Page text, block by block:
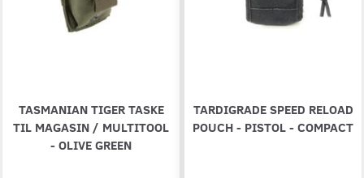
TASMANIAN TIGER TASKE
TIL MAGASIN / MULTITOOL
- OLIVE GREEN
TARDIGRADE SPEED RELOAD
POUCH - PISTOL - COMPACT